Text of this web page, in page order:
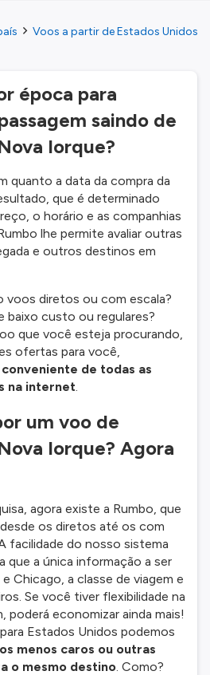
Voos a partir de Estados Unidos
época para
saindo de
Iorque?
quanto a data da compra da
que é determinado
o horário e as companhias
lhe permite avaliar outras
e outros destinos em
voos diretos ou com escala?
baixo custo ou regulares?
que você esteja procurando,
ofertas para você,
de todas as
na internet.
um voo de
Iorque? Agora
agora existe a Rumbo, que
os diretos até os com
facilidade do nosso sistema
que a única informação a ser
Chicago, a classe de viagem e
Se você tiver flexibilidade na
poderá economizar ainda mais!
Estados Unidos podemos
menos caros ou outras
o mesmo destino. Como?